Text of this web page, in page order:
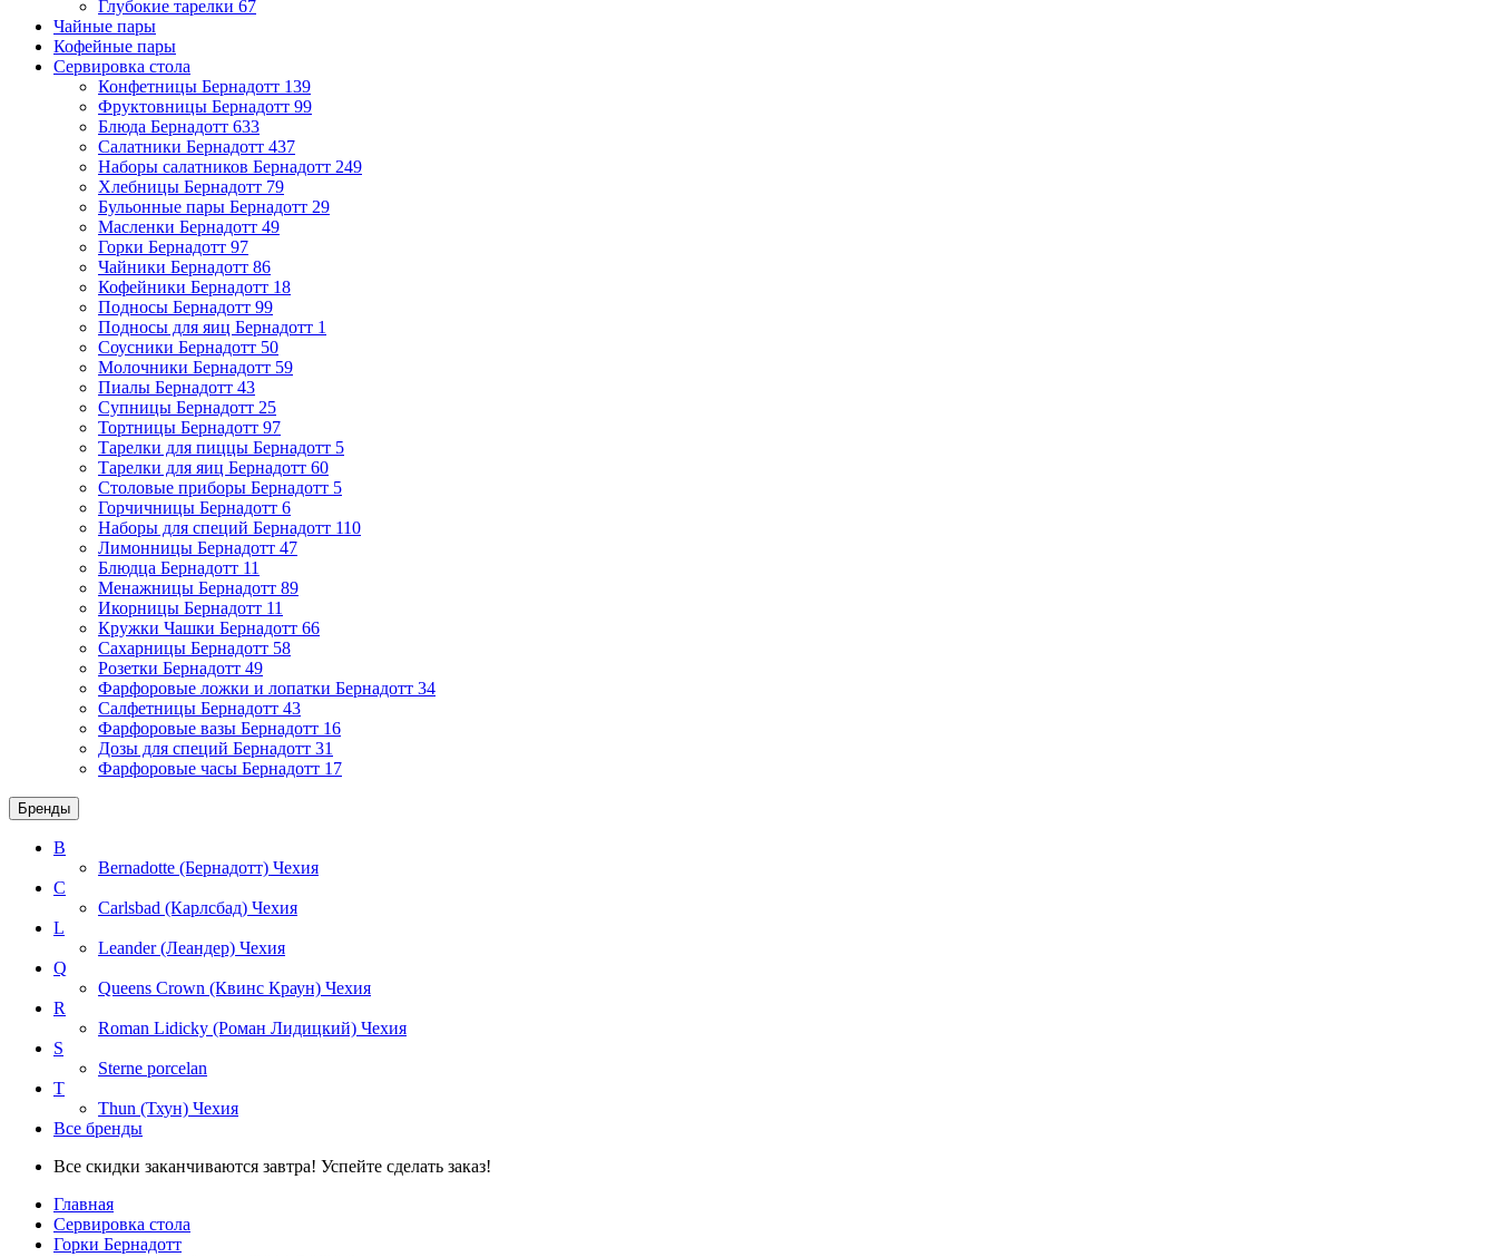
Глубокие тарелки 67
Чайные пары
Кофейные пары
Сервировка стола
Конфетницы Бернадотт 139
Фруктовницы Бернадотт 99
Блюда Бернадотт 633
Салатники Бернадотт 437
Наборы салатников Бернадотт 249
Хлебницы Бернадотт 79
Бульонные пары Бернадотт 29
Масленки Бернадотт 49
Горки Бернадотт 97
Чайники Бернадотт 86
Кофейники Бернадотт 18
Подносы Бернадотт 99
Подносы для яиц Бернадотт 1
Соусники Бернадотт 50
Молочники Бернадотт 59
Пиалы Бернадотт 43
Супницы Бернадотт 25
Тортницы Бернадотт 97
Тарелки для пиццы Бернадотт 5
Тарелки для яиц Бернадотт 60
Столовые приборы Бернадотт 5
Горчичницы Бернадотт 6
Наборы для специй Бернадотт 110
Лимонницы Бернадотт 47
Блюдца Бернадотт 11
Менажницы Бернадотт 89
Икорницы Бернадотт 11
Кружки Чашки Бернадотт 66
Сахарницы Бернадотт 58
Розетки Бернадотт 49
Фарфоровые ложки и лопатки Бернадотт 34
Салфетницы Бернадотт 43
Фарфоровые вазы Бернадотт 16
Дозы для специй Бернадотт 31
Фарфоровые часы Бернадотт 17
Бренды
B
Bernadotte (Бернадотт) Чехия
C
Carlsbad (Карлсбад) Чехия
L
Leander (Леандер) Чехия
Q
Queens Crown (Квинс Краун) Чехия
R
Roman Lidicky (Роман Лидицкий) Чехия
S
Sterne porcelan
T
Thun (Тхун) Чехия
Все бренды
Все скидки заканчиваются завтра! Успейте сделать заказ!
Главная
Сервировка стола
Горки Бернадотт